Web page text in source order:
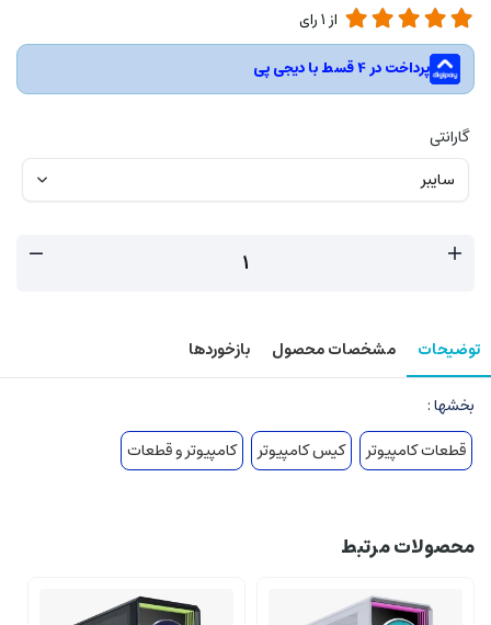
از 1رای
پرداخت در 4 قسط با دیجی پی
گارانتی
توضیحات مشخصات محصول بازخوردها
بخشها :
قطعات کامپیوتر
کیس کامپیوتر کامپیوتر و قطعات
محصولات مرتبط